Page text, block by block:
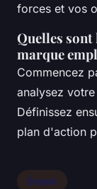
forces et vos
Quelles sont
marque
Commencez
analysez
Définissez
plan d'action
Emploi